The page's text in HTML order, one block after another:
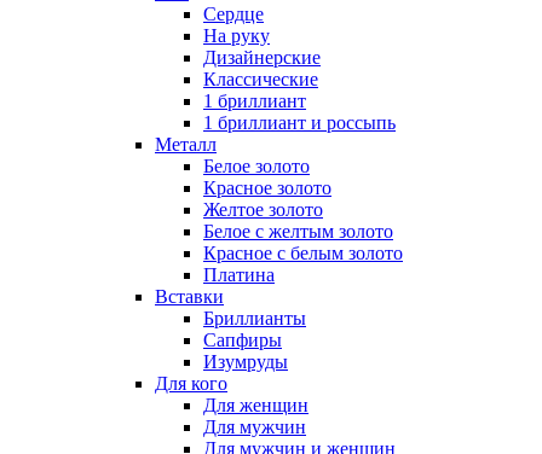
Сердце
На руку
Дизайнерские
Классические
1 бриллиант
1 бриллиант и россыпь
Металл
Белое золото
Красное золото
Желтое золото
Белое с желтым золото
Красное с белым золото
Платина
Вставки
Бриллианты
Сапфиры
Изумруды
Для кого
Для женщин
Для мужчин
Для мужчин и женщин